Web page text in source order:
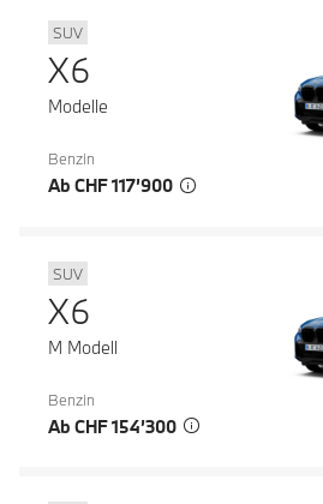
SUV
X6
Modelle
Benzin
Ab CHF 117’900
SUV
X6
M Modell
Benzin
Ab CHF 154’300